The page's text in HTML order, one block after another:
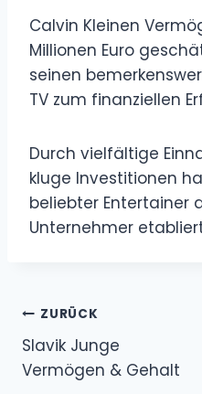
Calvin Kleinen
Millionen Euro
seinen
TV zum finanziellen
Durch vielfältige
kluge Investitionen
beliebter Entertainer
Unternehmer
ZURÜCK
Slavik Junge
Vermögen & Gehalt